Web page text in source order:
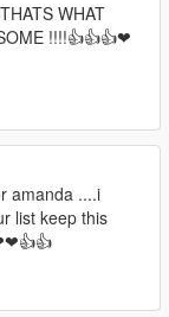
WHAT
!!!!👍👍👍❤
amanda ....i
list keep this